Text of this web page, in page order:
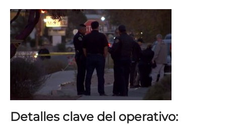
Detalles clave del operativo: